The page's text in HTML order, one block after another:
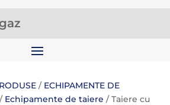
/ ECHIPAMENTE DE
/ Echipamente de taiere / Taiere cu